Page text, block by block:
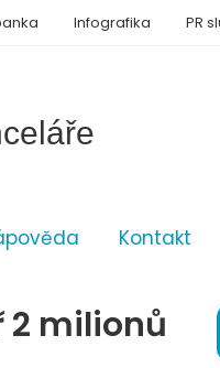
Kontakt
Infografika PR
2 milionů